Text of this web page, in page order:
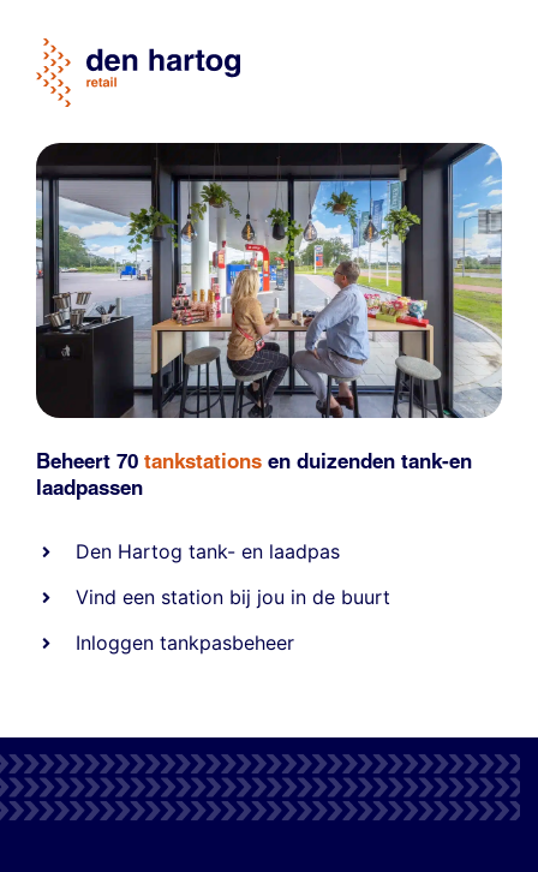
Beheert 70 tankstations en duizenden tank-en
laadpassen
Den Hartog tank- en laadpas
Vind een station bij jou in de buurt
Inloggen tankpasbeheer